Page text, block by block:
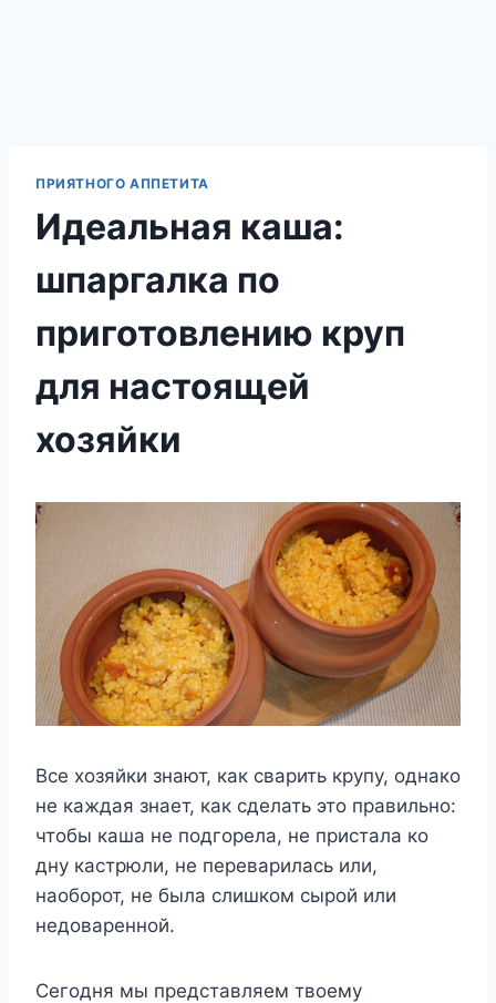
ПРИЯТНОГО АППЕТИТА
Идеальная каша:
шпаргалка по
приготовлению круп
для настоящей
хозяйки
Все хозяйки знают, как сварить крупу, однако
не каждая знает, как сделать это правильно:
чтобы каша не подгорела, не пристала ко
дну кастрюли, не переварилась или,
наоборот, не была слишком сырой или
недоваренной.
Сегодня мы представляем твоему